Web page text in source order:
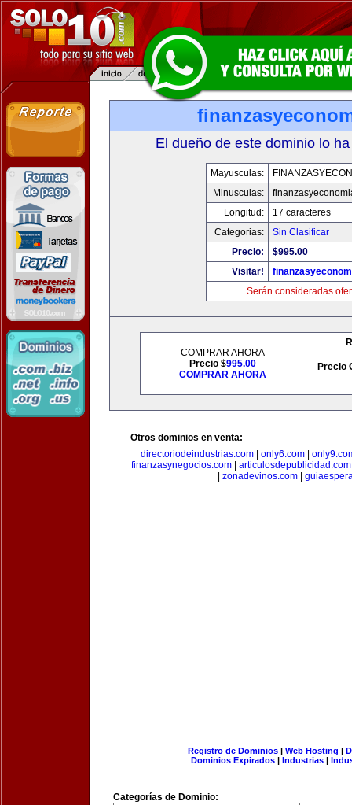
El dueño de este dominio lo
Mayusculas:
Minusculas:
Longitud:
17 caracteres
Categorias:
Sin Clasificar
Precio:
$995.00
Visitar!
Serán consideradas
COMPRAR AHORA
Precio $995.00
COMPRAR AHORA
Precio
Otros dominios en venta:
directoriodeindustrias.com| only6.com|
finanzasynegocios.com| articulosdepublicidad.com
zonadevinos.com|
Registro de Dominios| Web Hosting |
Dominios Expirados | Industrias |
Categorías de Dominio: